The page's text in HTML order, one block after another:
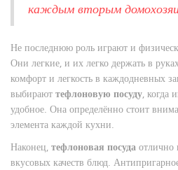
каждым вторым
Не последнюю роль играют и
Они легкие, и их легко держать в
комфорт и легкость в каждодневных
выбирают тефлоновую посуду, когда
удобное. Она определённо стоит
элемента каждой кухни.
Наконец, тефлоновая посуда отлично
вкусовых качеств блюд.